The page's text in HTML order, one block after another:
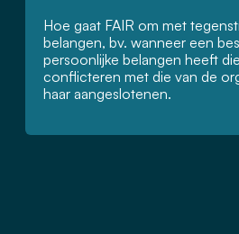
Hoe gaat FAIR om met
belangen, bv. wanneer een
persoonlijke belangen heeft die
conflicteren met die van de
haar aangeslotenen.